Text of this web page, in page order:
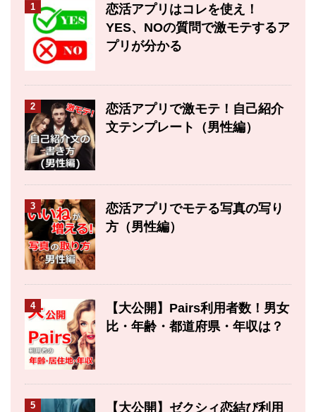
1
恋活アプリはコレを使え！
YES、NOの質問で激モテするア
プリが分かる
2
恋活アプリで激モテ！自己紹介
文テンプレート（男性編）
3
恋活アプリでモテる写真の写り
方（男性編）
4
【大公開】Pairs利用者数！男女
比・年齢・都道府県・年収は？
5 【大公開】ゼクシィ恋結び利用